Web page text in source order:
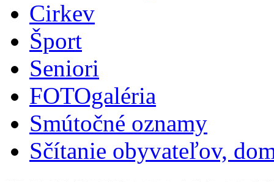
Cirkev
Šport
Seniori
FOTOgaléria
Smútočné oznamy
Sčítanie obyvateľov,